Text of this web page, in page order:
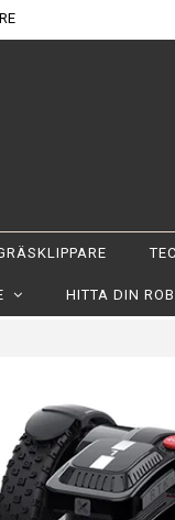
HITTA DIN